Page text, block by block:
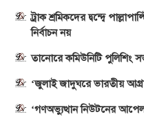
ট্রাক শ্রমিকদের দ্বন্দ্বে
নির্বাচন নয়
তানোরে কমিউনিটি পুলিশিং
‘জুলাই জাদুঘরে ভারতীয়
‘গণঅভ্যুত্থান নিউটনের